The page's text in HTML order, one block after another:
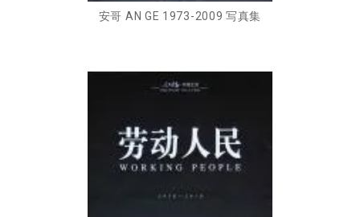
安哥 AN GE 1973-2009 写真集